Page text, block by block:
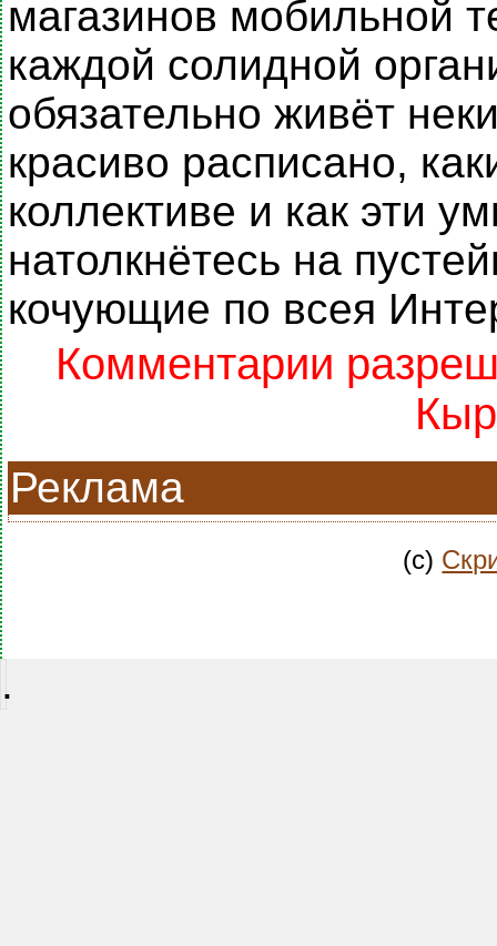
магазинов мобильной
каждой солидной
обязательно живёт
красиво расписано,
коллективе и как эти
натолкнётесь на
кочующие по всея
Комментарии
Реклама
(c)
.